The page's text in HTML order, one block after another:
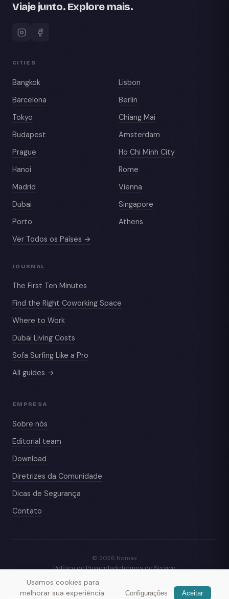
Viaje junto. Explore mais.
CITIES
Bangkok
Lisbon
Barcelona
Berlin
Tokyo
Chiang Mai
Budapest
Amsterdam
Prague
Ho Chi Minh City
Hanoi
Rome
Madrid
Vienna
Dubai
Singapore
Porto
Athens
Ver Todos os Países →
JOURNAL
The First Ten Minutes
Find the Right Coworking Space
Where to Work
Dubai Living Costs
Sofa Surfing Like a Pro
All guides →
EMPRESA
Sobre nós
Editorial team
Download
Diretrizes da Comunidade
Dicas de Segurança
Contato
© 2026 Nomax
Política de PrivacidadeTermos de Serviço
Usamos cookies para
melhorar sua experiência.
Configurações Aceitar